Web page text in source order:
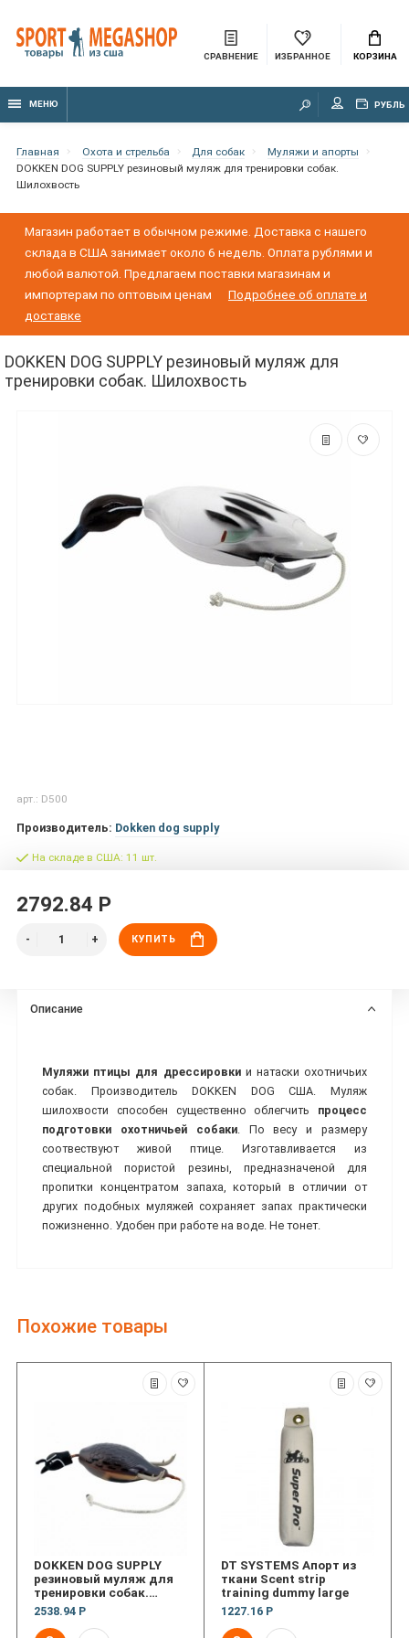
СРАВНЕНИЕ ИЗБРАННОЕ КОРЗИНА
МЕНЮ РУБЛЬ
Главная Охота и стрельба Для собак
Муляжи и апорты
DOKKEN DOG SUPPLY резиновый муляж для тренировки собак.
Шилохвость
Магазин работает в обычном режиме. Доставка с нашего
склада в США занимает около 6 недель. Оплата рублями и
любой валютой. Предлагаем поставки магазинам и
импортерам по оптовым ценам
Подробнее об оплате и
доставке
DOKKEN DOG SUPPLY резиновый муляж для
тренировки собак. Шилохвость
арт.: D500
Производитель: Dokken dog supply
На складе в США: 11 шт.
2792.84 Р
КУПИТЬ
Описание
Муляжи птицы для дрессировкии натаски охотничьих
собак. Производитель DOKKEN DOG США. Муляж
шилохвости способен существенно облегчить процесс
подготовки охотничьей собаки. По весу и размеру
соотвествуют живой птице. Изготавливается из
специальной пористой резины, предназначеной для
пропитки концентратом запаха, который в отличии от
других подобных муляжей сохраняет запах практически
пожизненно. Удобен при работе на воде. Не тонет.
Похожие товары
DOKKEN DOG SUPPLY
резиновый муляж для
тренировки собак.
Перепел
2538.94 Р
DT SYSTEMS Апорт из
ткани Scent strip
training dummy large
1227.16 Р